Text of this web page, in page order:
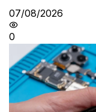
07/08/2026
0